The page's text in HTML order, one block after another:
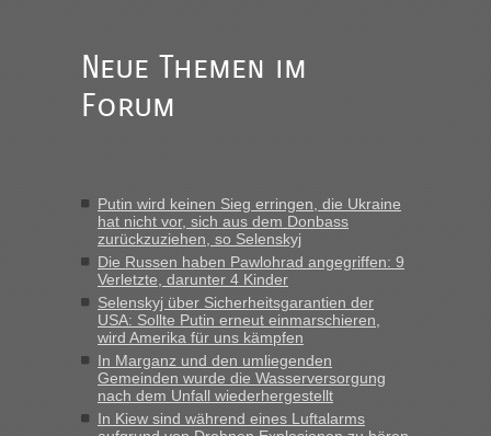
fast 11 Milliarden aufgedeckt
„Am besten wäre natürlich, wenn die Frau mit dabei ist.
Alleinreisende Männer stehen schließlich immer unter
Milliarden aufgedeckt
„Kein Zoll. Du musst an sich nur sagen dass das privat ist
und du nicht damit handeln willst. So lange das nicht
Originalverpackt ist und ersichlich das nicht neu sollte es
keine Probleme geben“
Recht, Visa und Dokumente • Deklaration
gebrauchter Kleidung beim Zoll
„Hallo Leute, ich weiß nicht, ob ich hier richtig bin mit meiner
Anfrage. Ich möchte 4 Umzugskartons mit gebrauchter
Neue Themen im
Forum
Putin wird keinen Sieg erringen, die Ukraine
hat nicht vor, sich aus dem Donbass
zurückzuziehen, so Selenskyj
Die Russen haben Pawlohrad angegriffen: 9
Verletzte, darunter 4 Kinder
Selenskyj über Sicherheitsgarantien der
USA: Sollte Putin erneut einmarschieren,
wird Amerika für uns kämpfen
In Marganz und den umliegenden
Gemeinden wurde die Wasserversorgung
nach dem Unfall wiederhergestellt
In Kiew sind während eines Luftalarms